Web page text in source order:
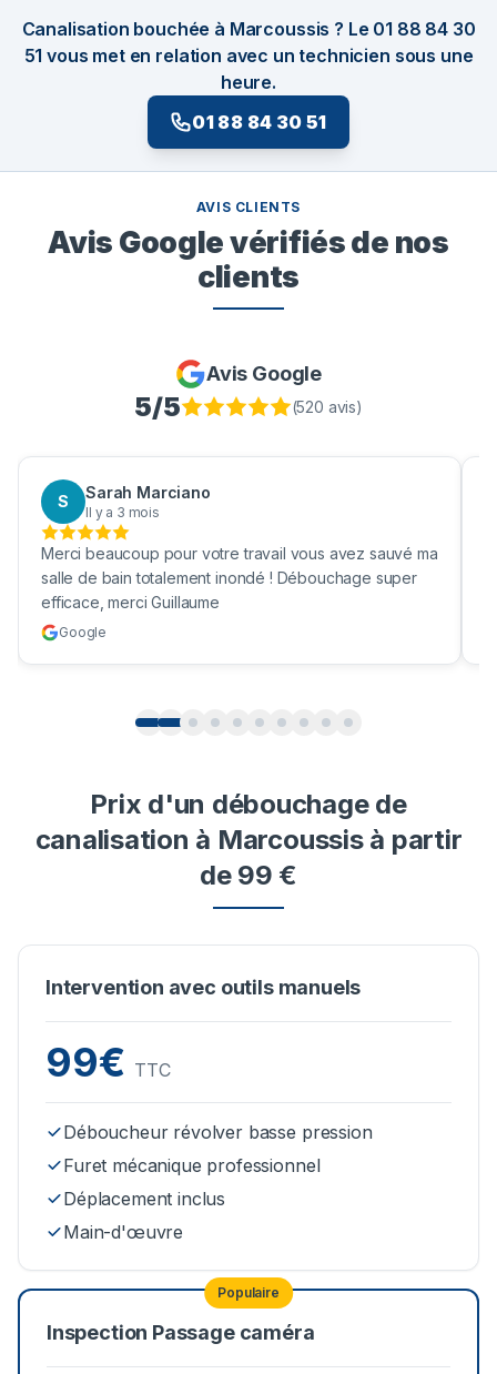
Canalisation bouchée à Marcoussis ? Le 01 88 84 30
51 vous met en relation avec un technicien sous une
heure.
01 88 84 30 51
AVIS CLIENTS
Avis Google vérifiés de nos
clients
Avis Google
5/5 (520 avis)
S Sarah Marciano
Il y a 3 mois
Merci beaucoup pour votre travail vous avez sauvé ma
salle de bain totalement inondé ! Débouchage super
efficace, merci Guillaume
Google
Prix d'un débouchage de
canalisation à Marcoussis à partir
de 99 €
Intervention avec outils manuels
99€ TTC
Déboucheur révolver basse pression
Furet mécanique professionnel
Déplacement inclus
Main-d'œuvre
Populaire
Inspection Passage caméra